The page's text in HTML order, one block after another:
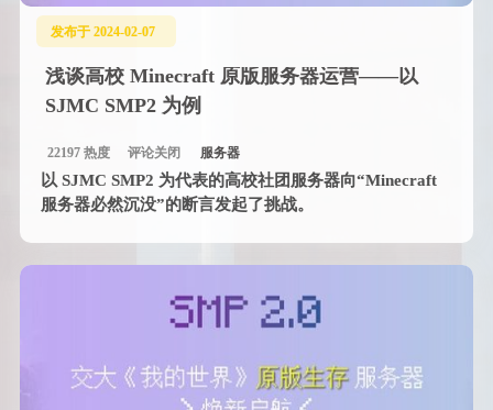
发布于 2024-02-07
浅谈高校 Minecraft 原版服务器运营——以
SJMC SMP2 为例
22197 热度 评论关闭 服务器
以 SJMC SMP2 为代表的高校社团服务器向“Minecraft
服务器必然沉没”的断言发起了挑战。